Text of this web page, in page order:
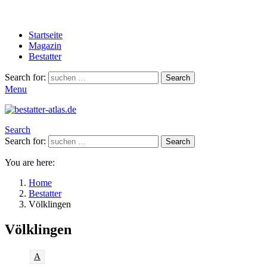
Startseite
Magazin
Bestatter
Search for: Search
Menu
Search
Search for:
Search
You are here:
Home
Bestatter
Völklingen
Völklingen
A